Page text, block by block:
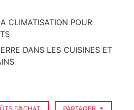
CLIMATISATION POUR
DANS LES CUISINES ET